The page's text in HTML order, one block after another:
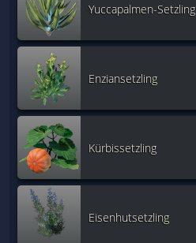
Yuccapalmen-Setzling
Enziansetzling
Kürbissetzling
Eisenhutsetzling